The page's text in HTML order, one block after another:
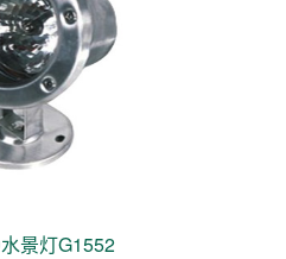
景灯G1552